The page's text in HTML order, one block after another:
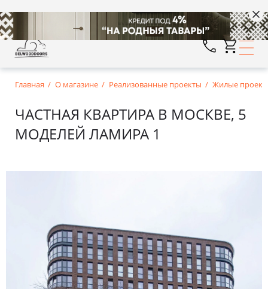
Главная О магазине Реализованные проекты Жилые
ЧАСТНАЯ КВАРТИРА В МОСКВЕ, 5
МОДЕЛЕЙ ЛАМИРА 1